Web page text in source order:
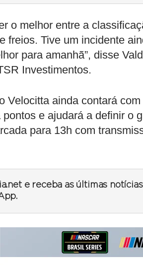
o melhor entre a
freios. Tive um incidente
para amanhã”, disse
Investimentos.
Velocitta ainda contará
e ajudará a definir o
para 13h com
e receba as últimas